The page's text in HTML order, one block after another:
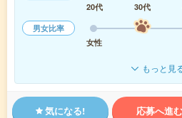
20代
30代
男女比率
女性
もっと見
気になる! 応募へ進む